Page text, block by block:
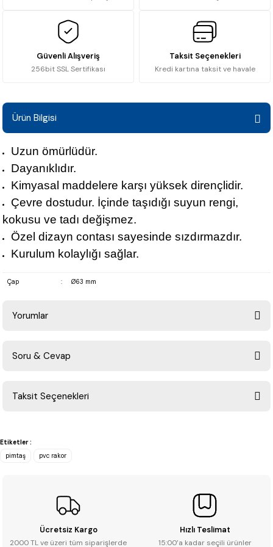
Güvenli Alışveriş
256bit SSL Sertifikası
Taksit Seçenekleri
Kredi kartına taksit ve havale
Ürün Bilgisi
Uzun ömürlüdür.
Dayanıklıdır.
Kimyasal maddelere karşı yüksek dirençlidir.
Çevre dostudur. İçinde taşıdığı suyun rengi,
kokusu ve tadı değişmez.
Özel dizayn contası sayesinde sızdırmazdır.
Kurulum kolaylığı sağlar.
Çap : Ø63 mm
Yorumlar
Soru & Cevap
Taksit Seçenekleri
Etiketler :
pimtaş
pvc rakor
Ücretsiz Kargo
2000 TL ve üzeri tüm siparişlerde
Hızlı Teslimat
15:00’a kadar seçili ürünler